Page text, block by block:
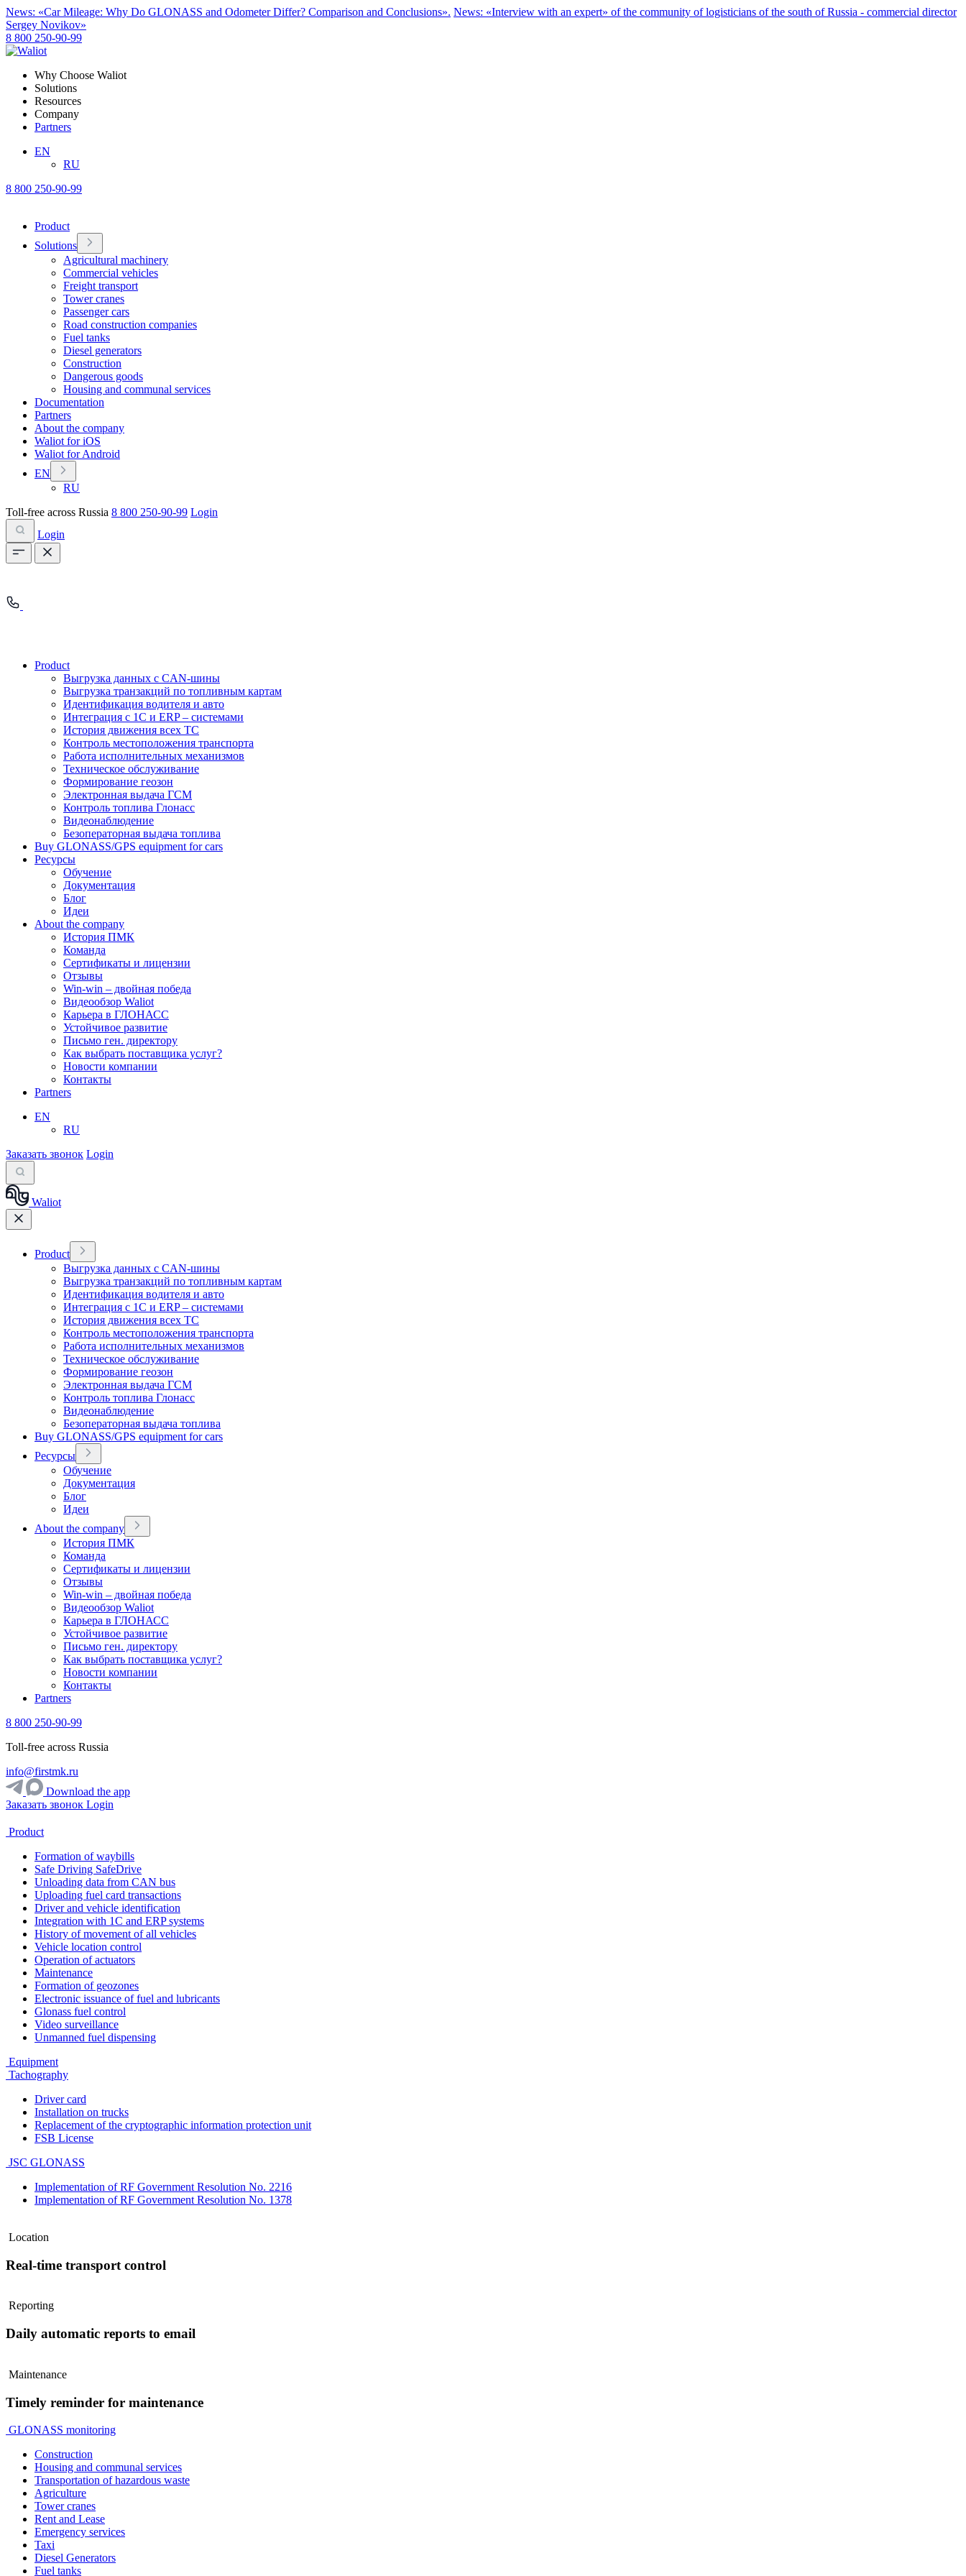
News: «Car Mileage: Why Do GLONASS and Odometer Differ? Comparison and Conclusions». News: «Interview with an expert» of the community of logisticians of the south of Russia - commercial director
Sergey Novikov»
8 800 250-90-99
Why Choose Waliot
Solutions
Resources
Company
Partners
EN
RU
8 800 250-90-99
Product
Solutions
Agricultural machinery
Commercial vehicles
Freight transport
Tower cranes
Passenger cars
Road construction companies
Fuel tanks
Diesel generators
Construction
Dangerous goods
Housing and communal services
Documentation
Partners
About the company
Waliot for iOS
Waliot for Android
EN
RU
Toll-free across Russia 8 800 250-90-99 Login
Login
Product
Выгрузка данных с CAN-шины
Выгрузка транзакций по топливным картам
Идентификация водителя и авто
Интеграция с 1С и ERP – системами
История движения всех ТС
Контроль местоположения транспорта
Работа исполнительных механизмов
Техническое обслуживание
Формирование геозон
Электронная выдача ГСМ
Контроль топлива Глонасс
Видеонаблюдение
Безоператорная выдача топлива
Buy GLONASS/GPS equipment for cars
Ресурсы
Обучение
Документация
Блог
Идеи
About the company
История ПМК
Команда
Сертификаты и лицензии
Отзывы
Win-win – двойная победа
Видеообзор Waliot
Карьера в ГЛОНАСС
Устойчивое развитие
Письмо ген. директору
Как выбрать поставщика услуг?
Новости компании
Контакты
Partners
EN
RU
Заказать звонок Login
Waliot
Product
Выгрузка данных с CAN-шины
Выгрузка транзакций по топливным картам
Идентификация водителя и авто
Интеграция с 1С и ERP – системами
История движения всех ТС
Контроль местоположения транспорта
Работа исполнительных механизмов
Техническое обслуживание
Формирование геозон
Электронная выдача ГСМ
Контроль топлива Глонасс
Видеонаблюдение
Безоператорная выдача топлива
Buy GLONASS/GPS equipment for cars
Ресурсы
Обучение
Документация
Блог
Идеи
About the company
История ПМК
Команда
Сертификаты и лицензии
Отзывы
Win-win – двойная победа
Видеообзор Waliot
Карьера в ГЛОНАСС
Устойчивое развитие
Письмо ген. директору
Как выбрать поставщика услуг?
Новости компании
Контакты
Partners
8 800 250-90-99
Toll-free across Russia
info@firstmk.ru
Download the app
Заказать звонок Login
Product
Formation of waybills
Safe Driving SafeDrive
Unloading data from CAN bus
Uploading fuel card transactions
Driver and vehicle identification
Integration with 1C and ERP systems
History of movement of all vehicles
Vehicle location control
Operation of actuators
Maintenance
Formation of geozones
Electronic issuance of fuel and lubricants
Glonass fuel control
Video surveillance
Unmanned fuel dispensing
Equipment
Tachography
Driver card
Installation on trucks
Replacement of the cryptographic information protection unit
FSB License
JSC GLONASS
Implementation of RF Government Resolution No. 2216
Implementation of RF Government Resolution No. 1378
Location
Real-time transport control
Reporting
Daily automatic reports to email
Maintenance
Timely reminder for maintenance
GLONASS monitoring
Construction
Housing and communal services
Transportation of hazardous waste
Agriculture
Tower cranes
Rent and Lease
Emergency services
Taxi
Diesel Generators
Fuel tanks